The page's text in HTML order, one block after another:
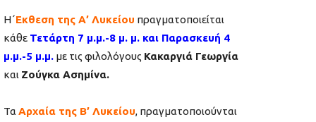
Η΄Εκθεση της Α’ Λυκείου πραγματοποιείται
κάθε Τετάρτη 7 μ.μ.-8 μ. μ. και Παρασκευή 4
μ.μ.-5 μ.μ. με τις φιλολόγους Κακαργιά Γεωργία
και Ζούγκα Ασημίνα.
Τα Αρχαία της Β’ Λυκείου, πραγματοποιούνται